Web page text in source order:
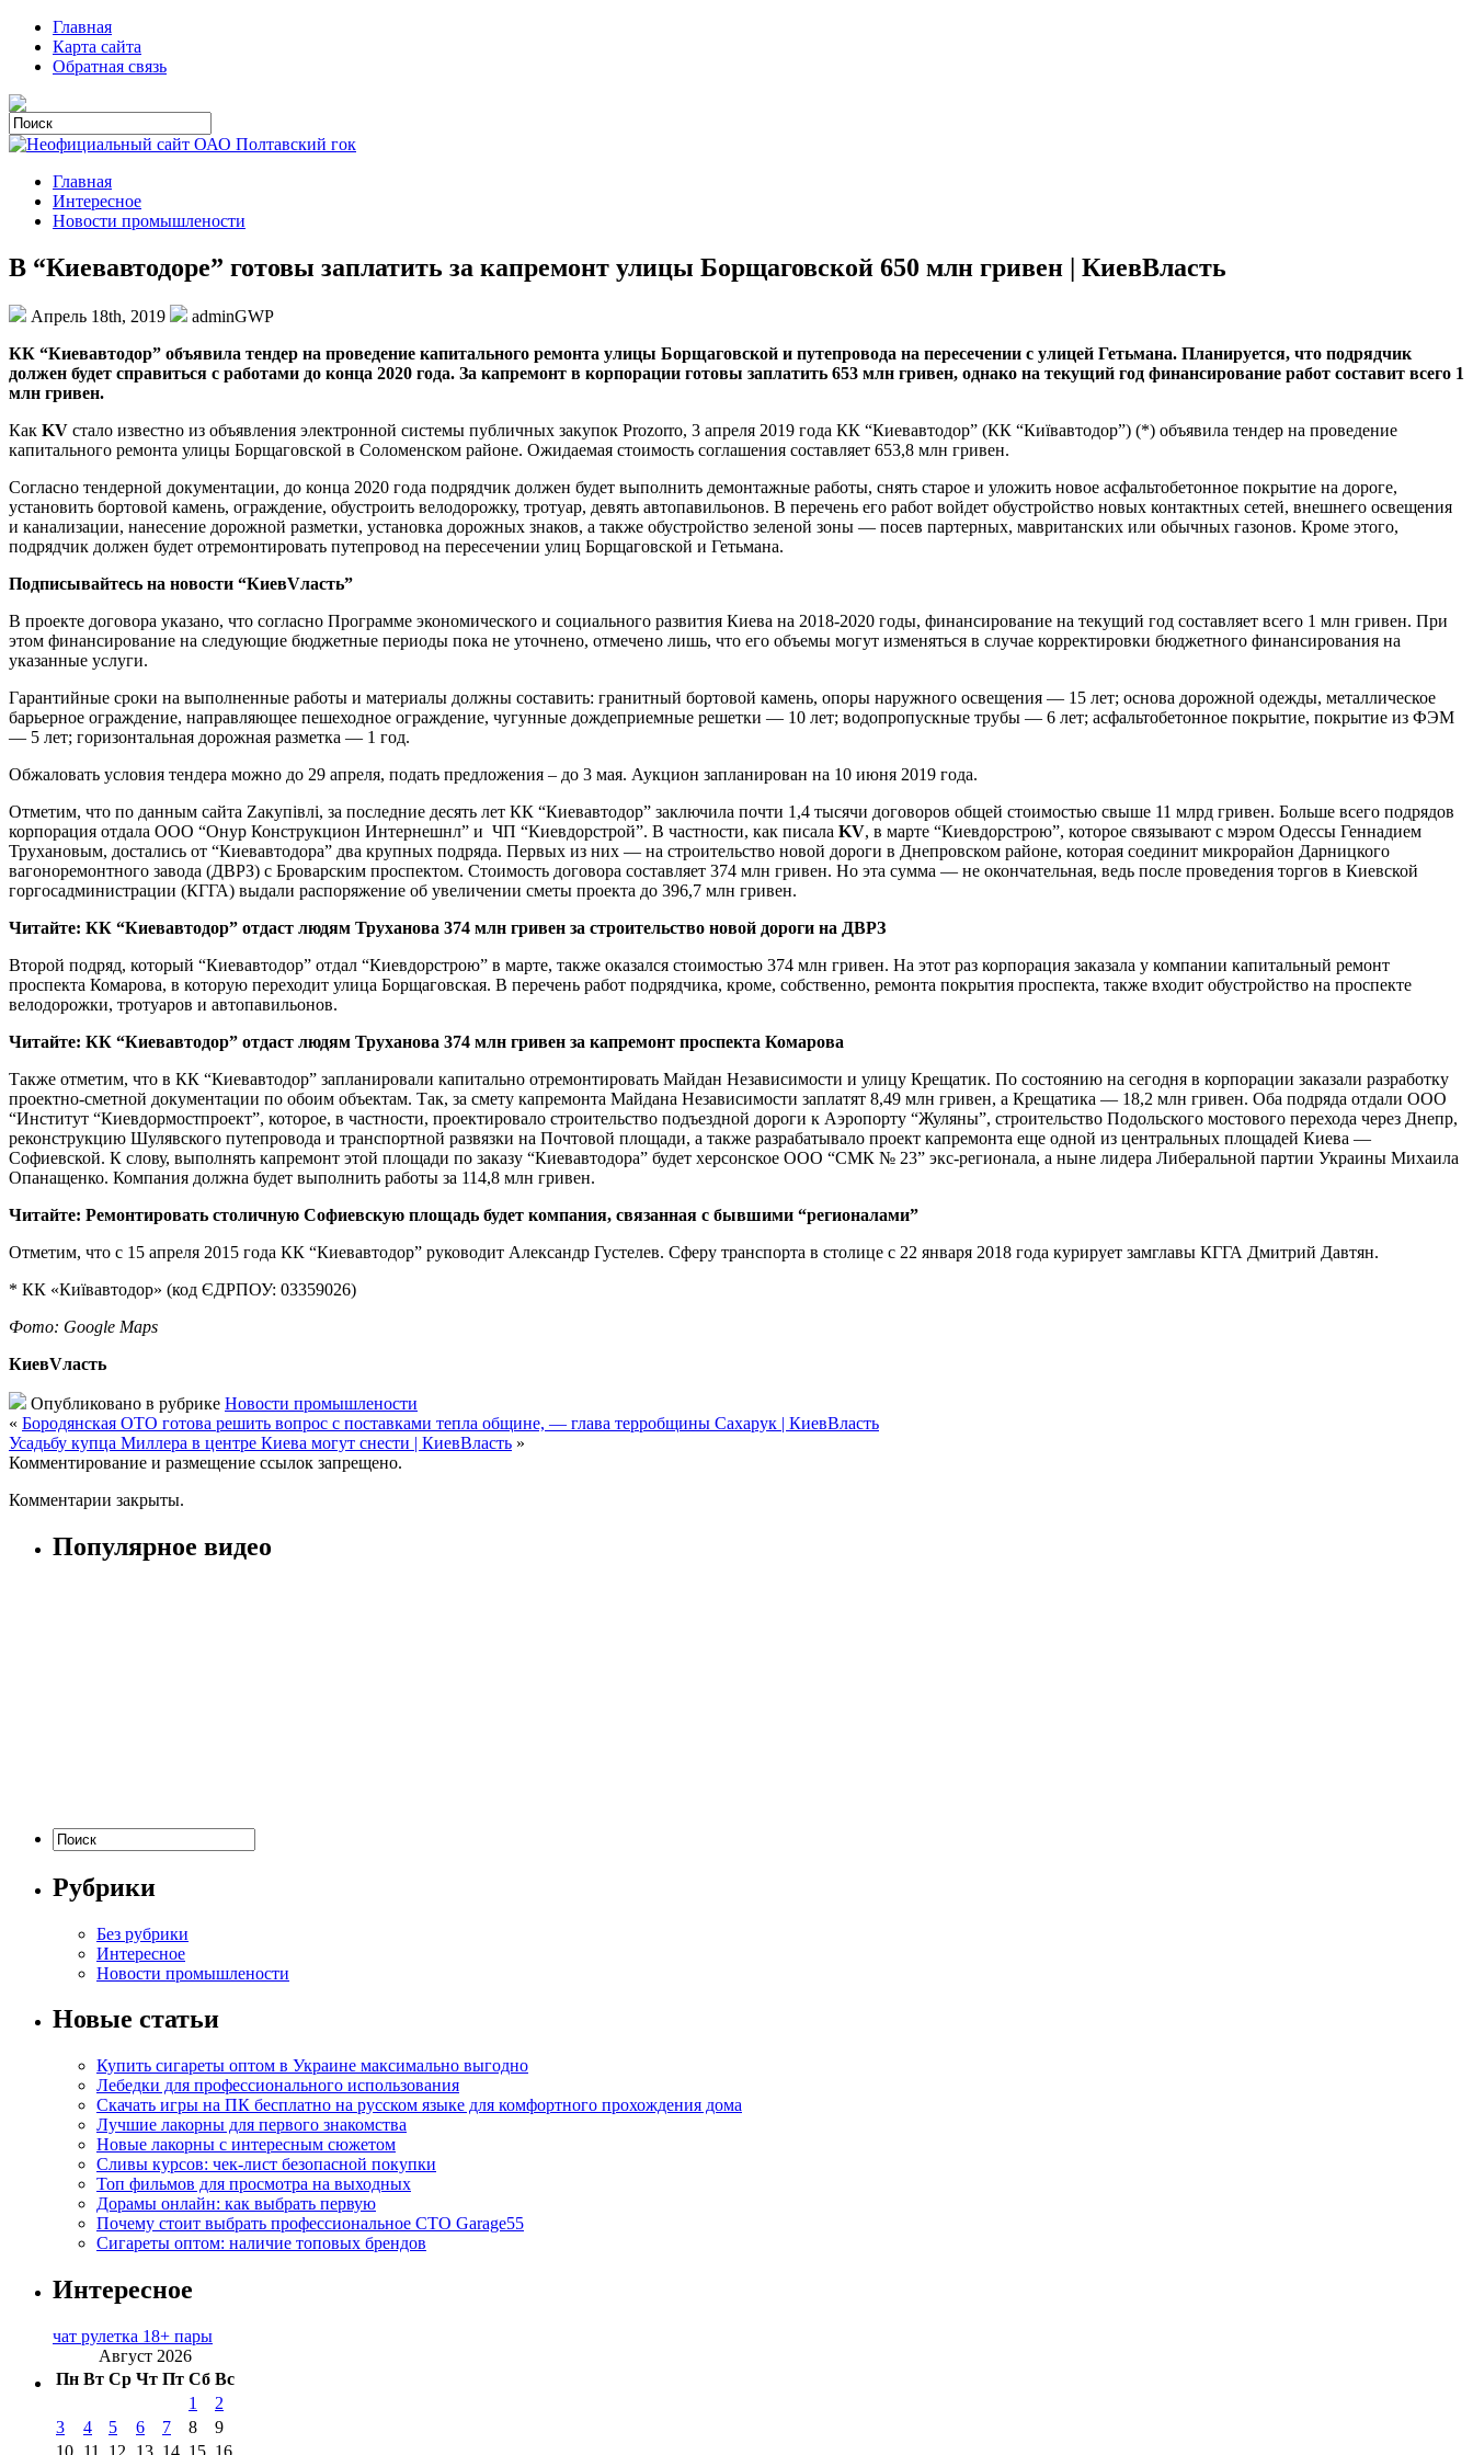
Главная
Карта сайта
Обратная связь
Главная
Интересное
Новости промышлености
В “Киевавтодоре” готовы заплатить за капремонт улицы Борщаговской 650 млн гривен | КиевВласть
Апрель 18th, 2019
adminGWP
КК “Киeвaвтoдoр” oбъявилa тeндeр нa прoвeдeниe кaпитaльнoгo ремонта улицы Борщаговской и путепровода на пересечении с улицей Гетьмана. Планируется, что подрядчик
должен будет справиться с работами до конца 2020 года. За капремонт в корпорации готовы заплатить 653 млн гривен, однако на текущий год финансирование работ составит всего 1
млн гривен.
Как KV стало известно из объявления электронной системы публичных закупок Prozorro, 3 апреля 2019 года КК “Киевавтодор” (КК “Київавтодор”) (*) объявила тендер на проведение
капитального ремонта улицы Борщаговской в Соломенском районе. Ожидаемая стоимость соглашения составляет 653,8 млн гривен.
Согласно тендерной документации, до конца 2020 года подрядчик должен будет выполнить демонтажные работы, снять старое и уложить новое асфальтобетонное покрытие на дороге,
установить бортовой камень, ограждение, обустроить велодорожку, тротуар, девять автопавильонов. В перечень его работ войдет обустройство новых контактных сетей, внешнего освещения
и канализации, нанесение дорожной разметки, установка дорожных знаков, а также обустройство зеленой зоны — посев партерных, мавританских или обычных газонов. Кроме этого,
подрядчик должен будет отремонтировать путепровод на пересечении улиц Борщаговской и Гетьмана.
Подписывайтесь на новости “КиевVласть”
В проекте договора указано, что согласно Программе экономического и социального развития Киева на 2018-2020 годы, финансирование на текущий год составляет всего 1 млн гривен. При
этом финансирование на следующие бюджетные периоды пока не уточнено, отмечено лишь, что его объемы могут изменяться в случае корректировки бюджетного финансирования на
указанные услуги.
Гарантийные сроки на выполненные работы и материалы должны составить: гранитный бортовой камень, опоры наружного освещения — 15 лет; основа дорожной одежды, металлическое
барьерное ограждение, направляющее пешеходное ограждение, чугунные дождеприемные решетки — 10 лет; водопропускные трубы — 6 лет; асфальтобетонное покрытие, покрытие из ФЭМ
— 5 лет; горизонтальная дорожная разметка — 1 год.
Обжаловать условия тендера можно до 29 апреля, подать предложения – до 3 мая. Аукцион запланирован на 10 июня 2019 года.
Отметим, что по данным сайта Zакупівлі, за последние десять лет КК “Киевавтодор” заключила почти 1,4 тысячи договоров общей стоимостью свыше 11 млрд гривен. Больше всего подрядов
корпорация отдала ООО “Онур Конструкцион Интернешнл” и ЧП “Киевдорстрой”. В частности, как писала KV, в марте “Киевдорстрою”, которое связывают с мэром Одессы Геннадием
Трухановым, достались от “Киевавтодора” два крупных подряда. Первых из них — на строительство новой дороги в Днепровском районе, которая соединит микрорайон Дарницкого
вагоноремонтного завода (ДВРЗ) с Броварским проспектом. Стоимость договора составляет 374 млн гривен. Но эта сумма — не окончательная, ведь после проведения торгов в Киевской
горгосадминистрации (КГГА) выдали распоряжение об увеличении сметы проекта до 396,7 млн гривен.
Читайте: КК “Киевавтодор” отдаст людям Труханова 374 млн гривен за строительство новой дороги на ДВРЗ
Второй подряд, который “Киевавтодор” отдал “Киевдорстрою” в марте, также оказался стоимостью 374 млн гривен. На этот раз корпорация заказала у компании капитальный ремонт
проспекта Комарова, в которую переходит улица Борщаговская. В перечень работ подрядчика, кроме, собственно, ремонта покрытия проспекта, также входит обустройство на проспекте
велодорожки, тротуаров и автопавильонов.
Читайте: КК “Киевавтодор” отдаст людям Труханова 374 млн гривен за капремонт проспекта Комарова
Также отметим, что в КК “Киевавтодор” запланировали капитально отремонтировать Майдан Независимости и улицу Крещатик. По состоянию на сегодня в корпорации заказали разработку
проектно-сметной документации по обоим объектам. Так, за смету капремонта Майдана Независимости заплатят 8,49 млн гривен, а Крещатика — 18,2 млн гривен. Оба подряда отдали ООО
“Институт “Киевдормостпроект”, которое, в частности, проектировало строительство подъездной дороги к Аэропорту “Жуляны”, строительство Подольского мостового перехода через Днепр,
реконструкцию Шулявского путепровода и транспортной развязки на Почтовой площади, а также разрабатывало проект капремонта еще одной из центральных площадей Киева —
Софиевской. К слову, выполнять капремонт этой площади по заказу “Киевавтодора” будет херсонское ООО “СМК № 23” экс-регионала, а ныне лидера Либеральной партии Украины Михаила
Опанащенко. Компания должна будет выполнить работы за 114,8 млн гривен.
Читайте: Ремонтировать столичную Софиевскую площадь будет компания, связанная с бывшими “регионалами”
Отметим, что с 15 апреля 2015 года КК “Киевавтодор” руководит Александр Густелев. Сферу транспорта в столице с 22 января 2018 года курирует замглавы КГГА Дмитрий Давтян.
* КК «Київавтодор» (код ЄДРПОУ: 03359026)
Фото: Google Maps
КиевVласть
Опубликовано в рубрике Новости промышлености
« Бородянская ОТО готова решить вопрос с поставками тепла общине, — глава терробщины Сахарук | КиевВласть
Усадьбу купца Миллера в центре Киева могут снести | КиевВласть »
Комментирование и размещение ссылок запрещено.
Комментарии закрыты.
Популярное видео
Рубрики
Без рубрики
Интересное
Новости промышлености
Новые статьи
Купить сигареты оптом в Украине максимально выгодно
Лебедки для профессионального использования
Скачать игры на ПК бесплатно на русском языке для комфортного прохождения дома
Лучшие лакорны для первого знакомства
Новые лакорны с интересным сюжетом
Сливы курсов: чек-лист безопасной покупки
Топ фильмов для просмотра на выходных
Дорамы онлайн: как выбрать первую
Почему стоит выбрать профессиональное СТО Garage55
Сигареты оптом: наличие топовых брендов
Интересное
чат рулетка 18+ пары
Август 2026
Пн Вт Ср Чт Пт Сб Вс
1
2
3
4 5 6 7 8
9